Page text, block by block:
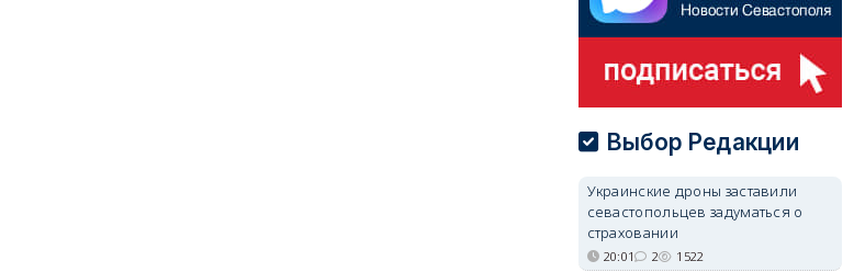
Выбор Редакции
Украинские дроны заставили
севастопольцев задуматься о
страховании
20:01 2 1522